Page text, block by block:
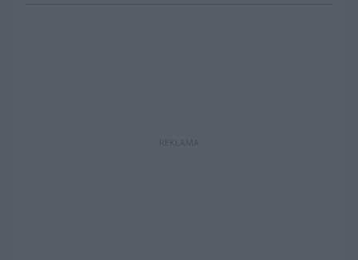
REKLAMA